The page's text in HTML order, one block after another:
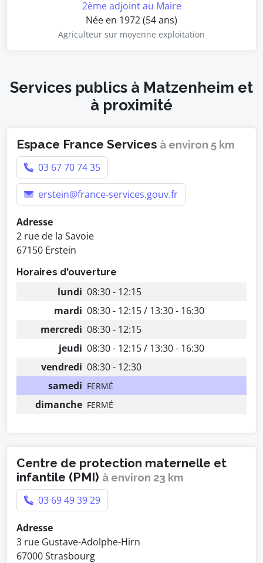
2ème adjoint au Maire
Née en 1972 (54 ans)
Agriculteur sur moyenne exploitation
Services publics à Matzenheim et
à proximité
Espace France Services à environ 5 km
03 67 70 74 35
erstein@france-services.gouv.fr
Adresse
2 rue de la Savoie
67150 Erstein
Horaires d'ouverture
lundi 08:30 - 12:15
mardi 08:30 - 12:15 / 13:30 - 16:30
mercredi 08:30 - 12:15
jeudi 08:30 - 12:15 / 13:30 - 16:30
vendredi 08:30 - 12:30
samedi FERMÉ
dimanche FERMÉ
Centre de protection maternelle et
infantile (PMI) à environ 23 km
03 69 49 39 29
Adresse
3 rue Gustave-Adolphe-Hirn
67000 Strasbourg